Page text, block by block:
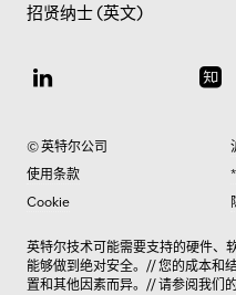
招贤纳士 (英文)
© 英特尔公司
使用条款
Cookie
英特尔技术可能需要支持的硬件、
能够做到绝对安全。// 您的成本和
置和其他因素而异。// 请参阅我们